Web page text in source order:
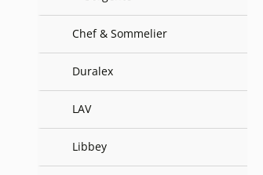
Chef & Sommelier
Duralex
LAV
Libbey